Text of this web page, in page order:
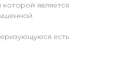
является
есть